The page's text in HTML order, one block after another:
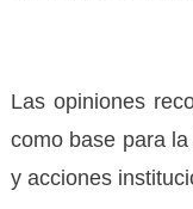
Las opiniones
como base para
y acciones